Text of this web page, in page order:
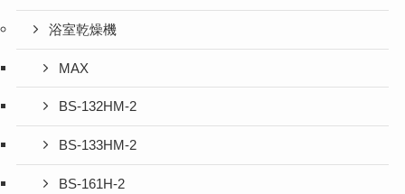
浴室乾燥機
MAX
BS-132HM-2
BS-133HM-2
BS-161H-2